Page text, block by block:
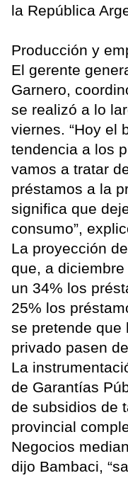
la República
Producción y
El gerente
Garnero,
se realizó a lo
viernes. “Hoy el
tendencia a los
vamos a tratar
préstamos a la
significa que
consumo”,
La proyección
que, a
un 34% los
25% los
se pretende que
privado pasen
La
de Garantías
de subsidios de
provincial
Negocios
dijo Bambaci,